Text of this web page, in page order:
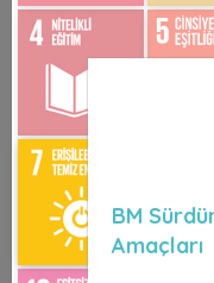
BM
Amaçları